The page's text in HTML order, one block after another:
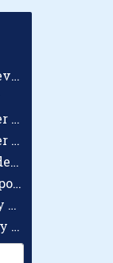
Redman Europe Sales Developer (Europe)
Dura Vermeer Uitvoerder GWW Amsterdam
Dura Vermeer Uitvoerder Civiel Nijmegen
Duifhuizen Verkoopmedewerker Ridderkerk
EK Retail Customer Support Omnichannel
Hubo Assistent Category Manager
Checkpoint Systems Key Accountmanager Benelux